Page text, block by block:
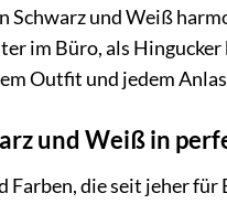
Schwarz und Weiß
im Büro, als
Outfit und jedem
und Weiß in
Farben, die seit jeher